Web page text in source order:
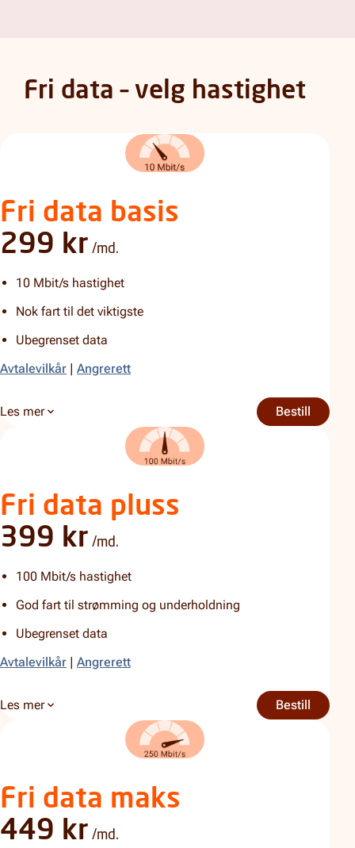
Fri data – velg hastighet
Fri data basis
299 kr /md.
10 Mbit/s hastighet
Nok fart til det viktigste
Ubegrenset data
Avtalevilkår
Angrerett
Les mer
Bestill Fri
Fri data pluss
399 kr /md.
100 Mbit/s hastighet
God fart til strømming og underholdning
Ubegrenset data
Avtalevilkår | Angrerett
Les mer
Bestill Fri
Fri data maks
449 kr /md.